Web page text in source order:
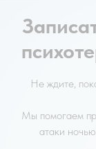
Не ждите,
Мы помогаем
атаки